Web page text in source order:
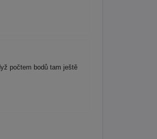
počtem bodů tam ještě